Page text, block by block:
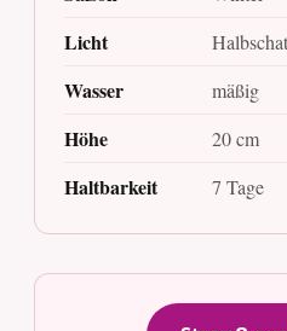
Licht
Wasser mäßig
Höhe 20 cm
Haltbarkeit 7 Tage